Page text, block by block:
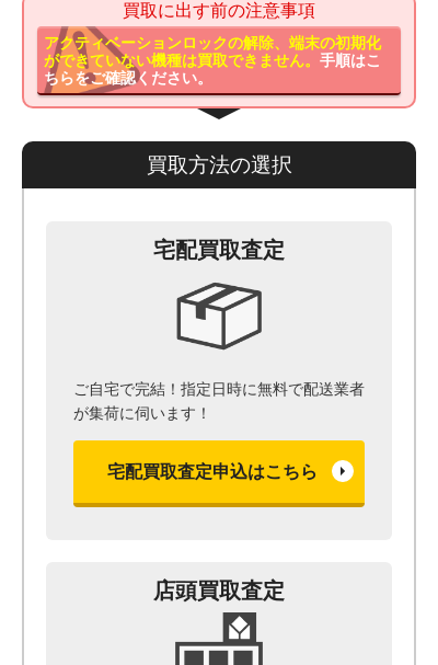
買取に出す前の注意事項
アクティベーションロックの解除、端末の初期化
ができていない機種は買取できません。手順はこ
ちらをご確認ください。
買取方法の選択
宅配買取査定
ご自宅で完結！指定日時に無料で配送業者
が集荷に伺います！
宅配買取査定申込はこちら
店頭買取査定